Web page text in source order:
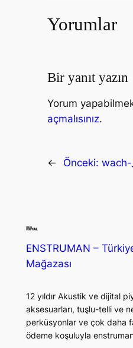
Yorumlar
Bir yanıt yazın
Yorum
açmalısınız.
← Önceki: wach-
ENSTRUMAN –
Mağazası
12 yıldır Akustik ve dijital
aksesuarları, tuşlu-telli ve
perküsyonlar ve çok daha
ödeme koşuluyla